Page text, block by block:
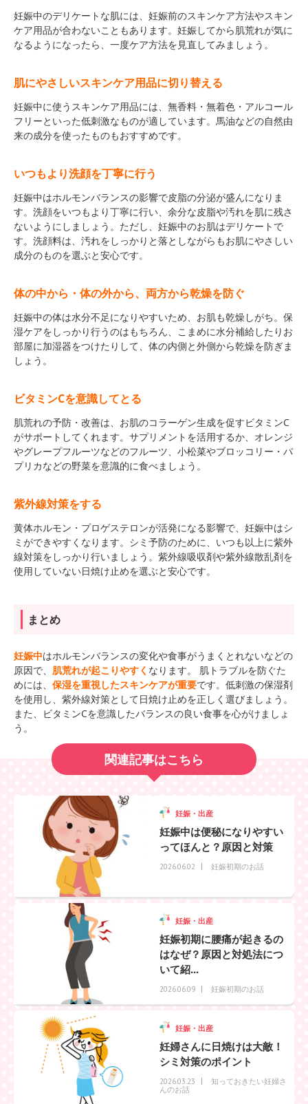
妊娠中のデリケートな肌には、妊娠前のスキンケア方法やスキン
ケア用品が合わないこともあります。妊娠してから肌荒れが気に
なるようになったら、一度ケア方法を見直してみましょう。
肌にやさしいスキンケア用品に切り替える
妊娠中に使うスキンケア用品には、無香料・無着色・アルコール
フリーといった低刺激なものが適しています。馬油などの自然由
来の成分を使ったものもおすすめです。
いつもより洗顔を丁寧に行う
妊娠中はホルモンバランスの影響で皮脂の分泌が盛んになりま
す。洗顔をいつもより丁寧に行い、余分な皮脂や汚れを肌に残さ
ないようにしましょう。ただし、妊娠中のお肌はデリケートで
す。洗顔料は、汚れをしっかりと落としながらもお肌にやさしい
成分のものを選ぶと安心です。
体の中から・体の外から、両方から乾燥を防ぐ
妊娠中の体は水分不足になりやすいため、お肌も乾燥しがち。保
湿ケアをしっかり行うのはもちろん、こまめに水分補給したりお
部屋に加湿器をつけたりして、体の内側と外側から乾燥を防ぎま
しょう。
ビタミンCを意識してとる
肌荒れの予防・改善は、お肌のコラーゲン生成を促すビタミンC
がサポートしてくれます。サプリメントを活用するか、オレンジ
やグレープフルーツなどのフルーツ、小松菜やブロッコリー・パ
プリカなどの野菜を意識的に食べましょう。
紫外線対策をする
黄体ホルモン・プロゲステロンが活発になる影響で、妊娠中はシ
ミができやすくなります。シミ予防のために、いつも以上に紫外
線対策をしっかり行いましょう。紫外線吸収剤や紫外線散乱剤を
使用していない日焼け止めを選ぶと安心です。
まとめ
妊娠中はホルモンバランスの変化や食事がうまくとれないなどの
原因で、 肌荒れが起こりやすく なります。 肌トラブルを防ぐた
めには、 保湿を重視したスキンケアが重要です。低刺激の保湿剤
を使用し、紫外線対策として日焼け止めを正しく選びましょう。
また、ビタミンCを意識したバランスの良い食事を心がけましょ
う。
関連記事はこちら
妊娠・出産
妊娠中は便秘になりやすい
ってほんと？原因と対策
2026.06.02 妊娠初期のお話
妊娠・出産
妊娠初期に腰痛が起きるの
はなぜ？原因と対処法につ
いて紹...
2026.06.09 妊娠初期のお話
妊娠・出産
妊婦さんに日焼けは大敵！
シミ対策のポイント
2026.03.23
知っておきたい妊婦さ
んのお話